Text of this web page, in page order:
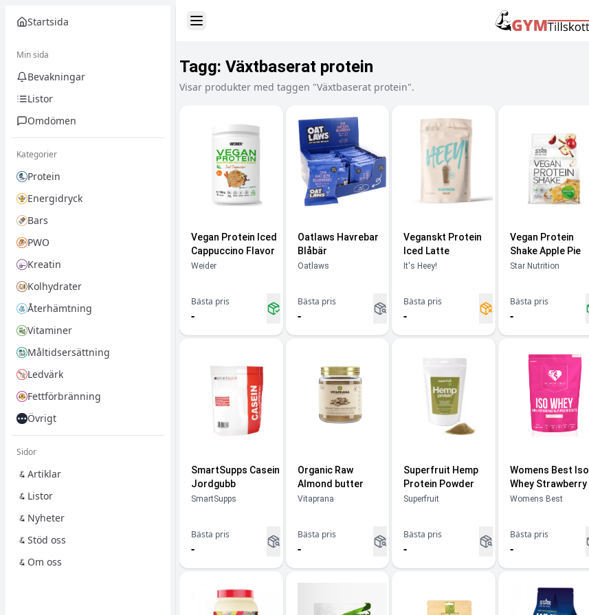
Startsida
Min sida
Bevakningar
Listor
Omdömen
Kategorier
Protein
Energidryck
Bars
PWO
Kreatin
Kolhydrater
Återhämtning
Vitaminer
Måltidsersättning
Ledvärk
Fettförbränning
Övrigt
Sidor
Artiklar
Listor
Nyheter
Stöd oss
Om oss
Toggle Sidebar
Tagg: Växtbaserat protein
Visar produkter med taggen "Växtbaserat protein".
Vegan Protein Iced
Cappuccino Flavor
Weider
Bästa pris
-
Oatlaws Havrebar
Blåbär
Oatlaws
Bästa pris
-
Veganskt Protein
Iced Latte
It's Heey!
Bästa pris
-
Vegan Protein
Shake Apple Pie
Star Nutrition
Bästa pris
-
SmartSupps Casein
Jordgubb
SmartSupps
Bästa pris
-
Organic Raw
Almond butter
Vitaprana
Bästa pris
-
Superfruit Hemp
Protein Powder
Superfruit
Bästa pris
-
Womens Best Iso
Whey Strawberry
Womens Best
Bästa pris
-